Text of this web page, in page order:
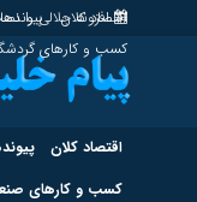
افزونه جلالی را
اقتصاد کلان پیوندها
کسب و کارهای
اقتصاد کلان
کسب و کارهای